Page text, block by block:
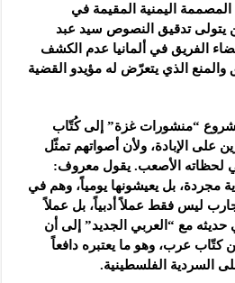
اليمنية المقيمة في
يتولى تدقيق النصوص سيد عبد
الفريق في ألمانيا عدم الكشف
الذي يتعرّض له مؤيدو القضية
“منشورات غزة” إلى كُتّاب
على الإبادة، ولأن أصواتهم تمثّل
لحظاته الأصعب. يقول معروف:
مجردة، بل يعيشونها يومياً، وهم في
ليس فقط عملاً أدبياً، بل عملاً
مع “العربي الجديد” إلى أن
عرب، وهو ما يعتبره دافعاً
السردية الفلسطينية.